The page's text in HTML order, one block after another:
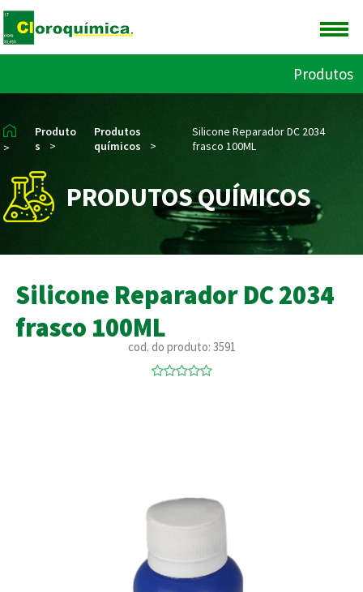
Produtos
>
Produto
s
>
Produtos
químicos
>
Silicone Reparador DC 2034
frasco 100ML
PRODUTOS QUÍMICOS
Silicone Reparador DC 2034
frasco 100ML
cod. do produto: 3591